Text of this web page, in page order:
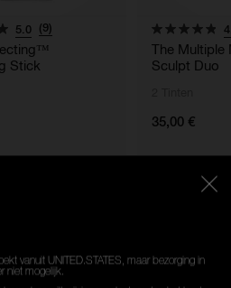
5.0 (9)
Stick
The Multiple
Sculpt Duo
35,00 €
vanuit UNITED.STATES, maar bezorging in
niet mogelijk.